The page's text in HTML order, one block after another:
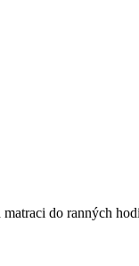
matraci do ranných